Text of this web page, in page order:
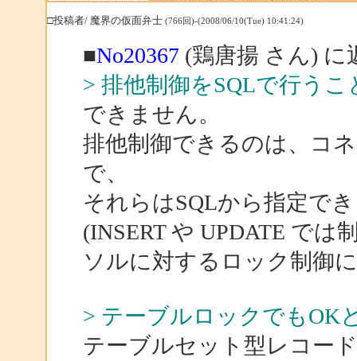
□投稿者/ 魔界の仮面弁士 (766回)-(2008/06/10(Tue) 10:41:24)
■No20367(鶏唐揚 さん) に
> 排他制御をSQLで行う
できません。
排他制御できるのは、コ
で、
それらはSQLから指定で
(INSERT や UPDATE では
ソルに対するロック制御
> テーブルロックでもOK
テーブルセット型レコー